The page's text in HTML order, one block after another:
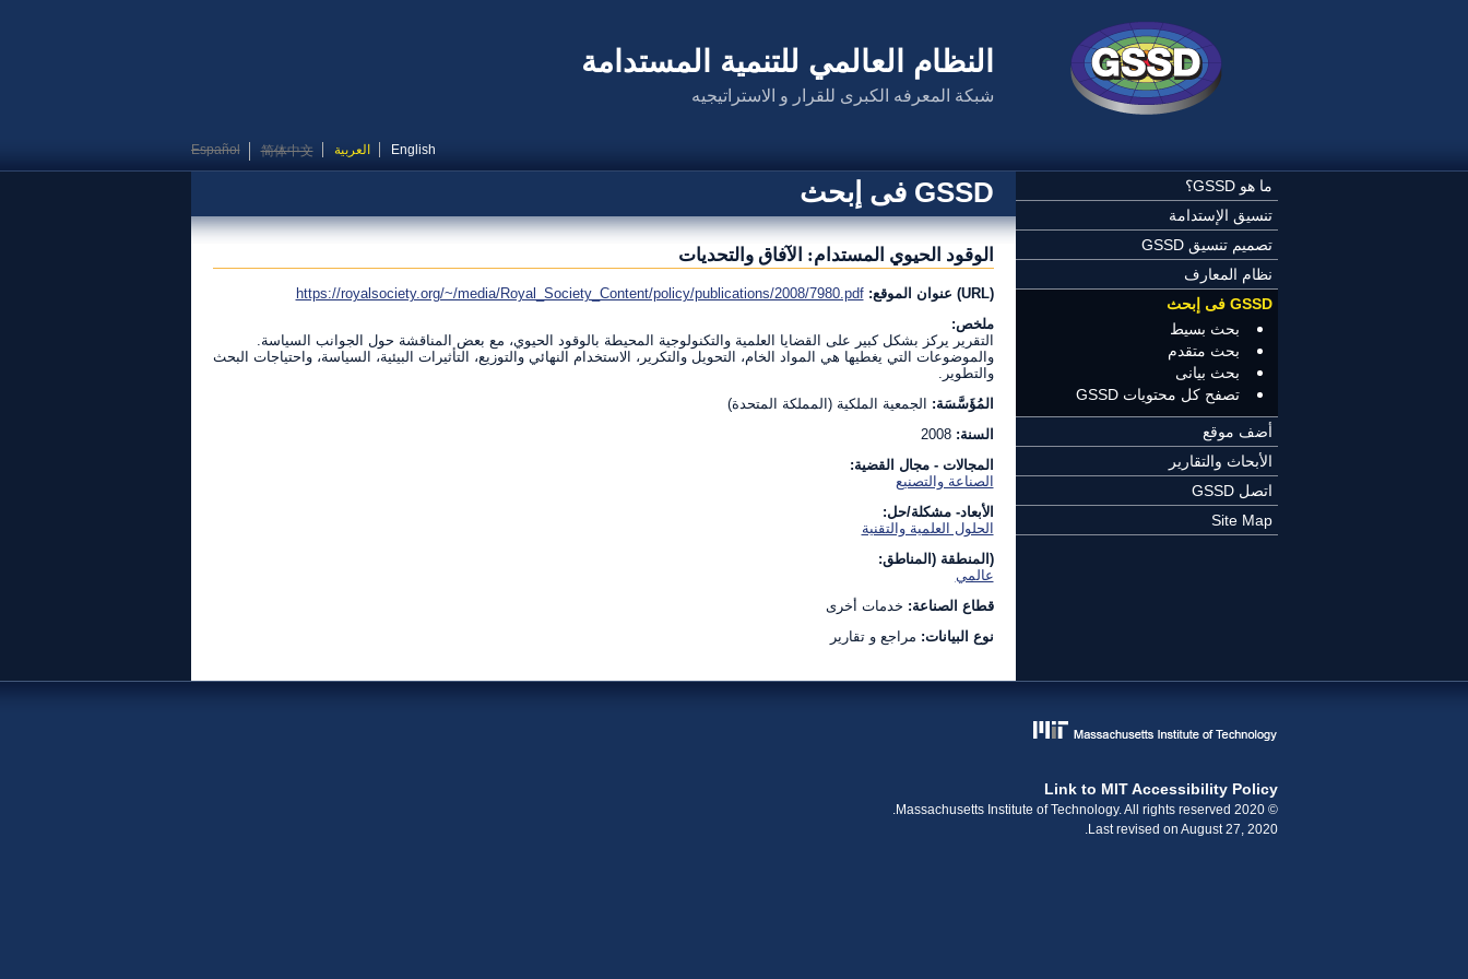
النظام العالمي للتنمية المستدامة
شبكة المعرفه الكبرى للقرار و الاستراتيجيه
English العربية 简体中文
Español
ما هو GSSD؟
تنسيق الإستدامة
تصميم تنسيق GSSD
نظام المعارف
GSSD فى إبحث
بحث بسيط
بحث متقدم
بحث بيانى
تصفح كل محتويات GSSD
أضف موقع
الأبحاث والتقارير
اتصل GSSD
Site Map
GSSD فى إبحث
الوقود الحيوي المستدام: الآفاق والتحديات
(URL) عنوان الموقع:
https://royalsociety.org/~/media/Royal_Society_Content/policy/publications/2008/7980.pdf
ملخص:
التقرير يركز بشكل كبير على القضايا العلمية والتكنولوجية المحيطة بالوقود الحيوي، مع بعض المناقشة حول الجوانب السياسة.
والموضوعات التي يغطيها هي المواد الخام، التحويل والتكرير، الاستخدام النهائي والتوزيع، التأثيرات البيئية، السياسة، واحتياجات البحث
والتطوير.
المُؤَسَّسَة:
الجمعية الملكية (المملكة المتحدة)
السنة:2008
المجالات - مجال القضية:
الصناعة والتصنيع
الأبعاد- مشكلة/حل:
الحلول العلمية والتقنية
(المنطقة (المناطق:
عالمي
قطاع الصناعة: خدمات أخرى
نوع البيانات: مراجع و تقارير
Link to MIT Accessibility Policy
© 2020 Massachusetts Institute of Technology. All rights reserved.
Last revised on August 27, 2020.